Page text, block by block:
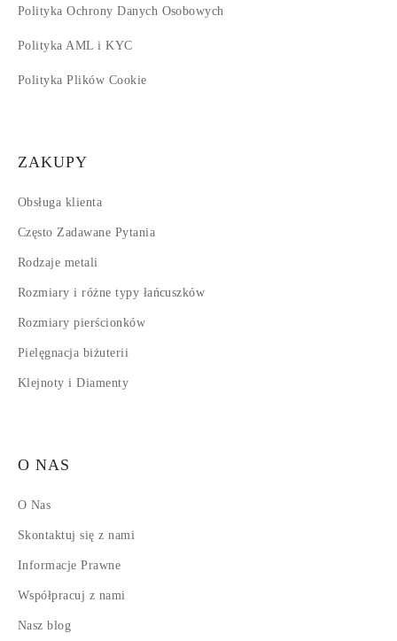
Polityka Ochrony Danych Osobowych
Polityka AML i KYC
Polityka Plików Cookie
ZAKUPY
Obsługa klienta
Często Zadawane Pytania
Rodzaje metali
Rozmiary i różne typy łańcuszków
Rozmiary pierścionków
Pielęgnacja biżuterii
Klejnoty i Diamenty
O NAS
O Nas
Skontaktuj się z nami
Informacje Prawne
Współpracuj z nami
Nasz blog